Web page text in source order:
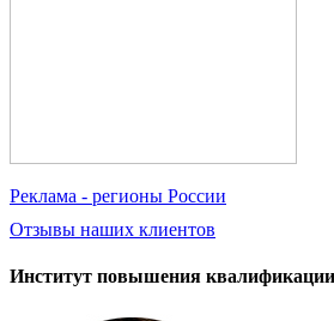
Реклама - регионы России
Отзывы наших клиентов
Институт повышения